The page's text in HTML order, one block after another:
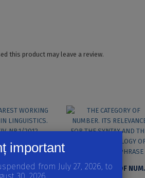
this product may leave a review.
BUCHAREST WORKING PAPERS IN LINGUISTICS. VOL XIV, NR.1/2012
MORE
THE CATEGORY
important
from July 27, 2026, to
30, 2026.